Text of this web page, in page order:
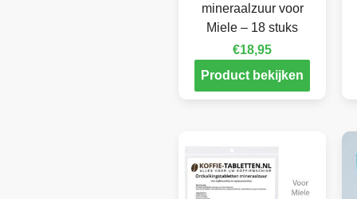
mineraalzuur voor
Miele – 18 stuks
€18,95
Product bekijken